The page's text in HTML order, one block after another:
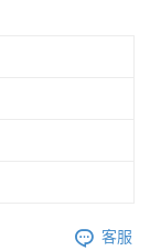
取法律行動。
客服